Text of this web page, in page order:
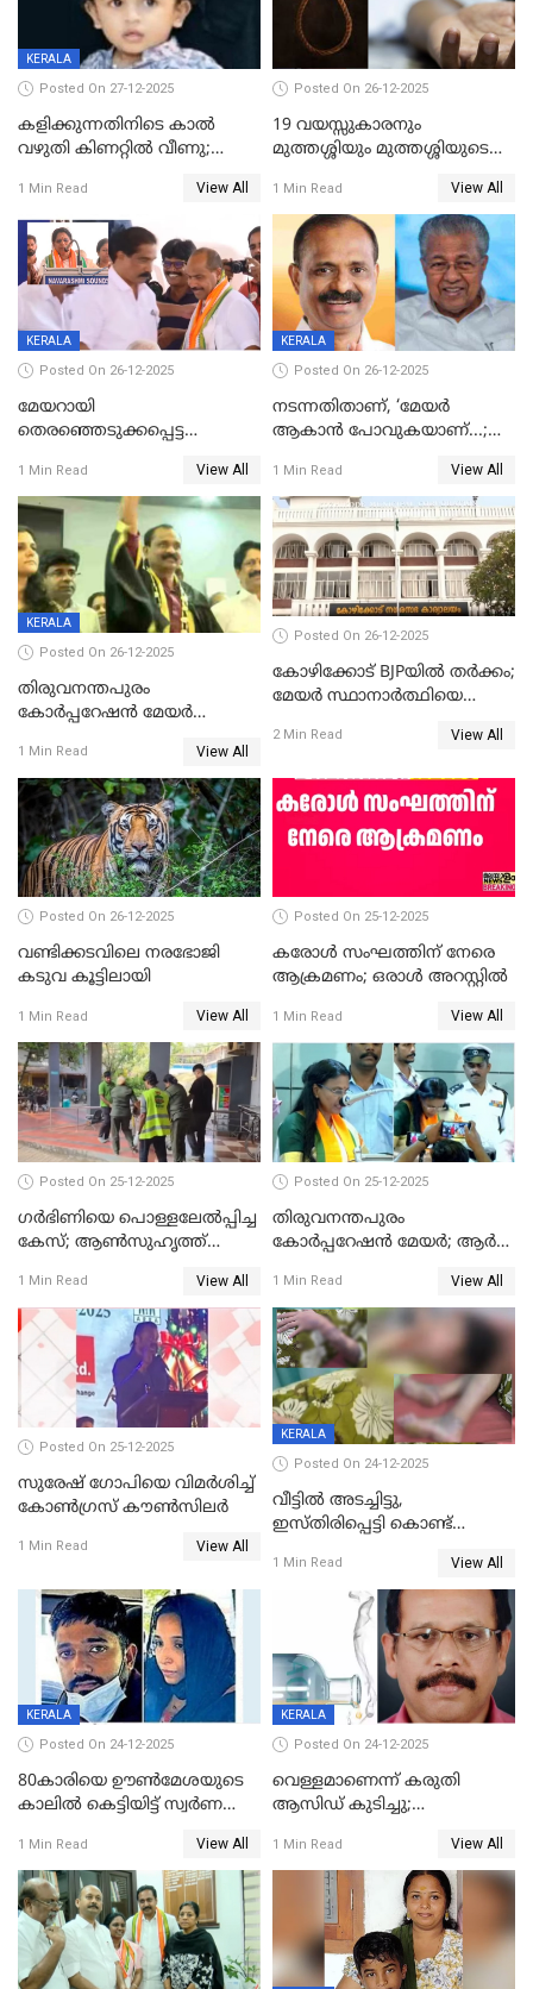
KERALA
Posted On 27-12-2025
കളിക്കുന്നതിനിടെ കാൽ
വഴുതി കിണറ്റിൽ വീണു;
ദാരുണാന്ത്യം
1 Min Read View All
Posted On 26-12-2025
19 വയസ്സുകാരനും
മുത്തശ്ശിയും മുത്തശ്ശിയുടെ
മരിച്ചനിലയിൽ
1 Min Read View All
KERALA
Posted On 26-12-2025
മേയറായി
തെരഞ്ഞെടുക്കപ്പെട്ട
ആദ്യ വോട്ട് അസാധു; കണ്ണൂർ
ഡെപ്യൂട്ടി മേയർ സ്ഥാനത്ത്
താഹിറിന് വിജയം
1 Min Read View All
KERALA
Posted On 26-12-2025
നടന്നതിതാണ്, ‘മേയർ
ആകാൻ പോവുകയാണ്...;
മുഖ്യമന്ത്രിയുടെ ഓഫീസ്
തന്നെ വിശദീകരിയ്ക്കുന്നു;
സത്യമിതാണ്
1 Min Read View All
KERALA
Posted On 26-12-2025
തിരുവനന്തപുരം
കോര്‍പ്പറേഷന്‍ മേയര്‍
ഹൈക്കോടതിയിലേക്ക്;
സത്യപ്രതിജ്ഞ ചടങ്ങില്‍
ചട്ടലംഘനമെന്ന് പാർട്ടി
1 Min Read View All
Posted On 26-12-2025
കോഴിക്കോട് BJPയിൽ തർക്കം;
മേയർ സ്ഥാനാർത്ഥിയെ
2 Min Read View All
Posted On 26-12-2025
വണ്ടിക്കടവിലെ നരഭോജി
കടുവ കൂട്ടിലായി
1 Min Read View All
Posted On 25-12-2025
കരോള്‍ സംഘത്തിന് നേരെ
ആക്രമണം; ഒരാള്‍ അറസ്റ്റില്‍
1 Min Read View All
Posted On 25-12-2025
ഗര്‍ഭിണിയെ പൊള്ളലേല്‍പ്പിച്ച
കേസ്; ആണ്‍സുഹൃത്ത്
1 Min Read View All
Posted On 25-12-2025
തിരുവനന്തപുരം
കോര്‍പ്പറേഷന്‍ മേയർ; ആര്‍
1 Min Read View All
Posted On 25-12-2025
സുരേഷ് ഗോപിയെ വിമര്‍ശിച്ച്
കോണ്‍ഗ്രസ് കൗണ്‍സിലര്‍
1 Min Read View All
KERALA
Posted On 24-12-2025
വീട്ടിൽ അടച്ചിട്ടു,
ഇസ്തിരിപ്പെട്ടി കൊണ്ട്
ഗർഭിണിയായ യുവതിക്ക് ക്രൂര
1 Min Read View All
KERALA
Posted On 24-12-2025
80കാരിയെ ഊൺമേശയുടെ
കാലിൽ കെട്ടിയിട്ട് സ്വർണവും
കൊച്ചുമകനും സുഹൃത്തും
അറസ്റ്റിൽ
1 Min Read View All
KERALA
Posted On 24-12-2025
വെള്ളമാണെന്ന് കരുതി
ആസിഡ് കുടിച്ചു;
മരിച്ചു
1 Min Read View All